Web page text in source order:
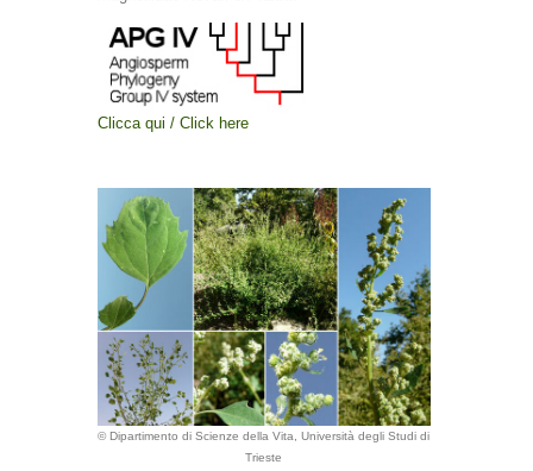
Clicca qui / Click here
© Dipartimento di Scienze della Vita, Università degli Studi di
Trieste